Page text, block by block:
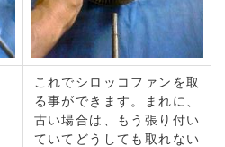
これでシロッコファンを取
る事ができます。まれに、
古い場合は、もう張り付い
ていてどうしても取れない